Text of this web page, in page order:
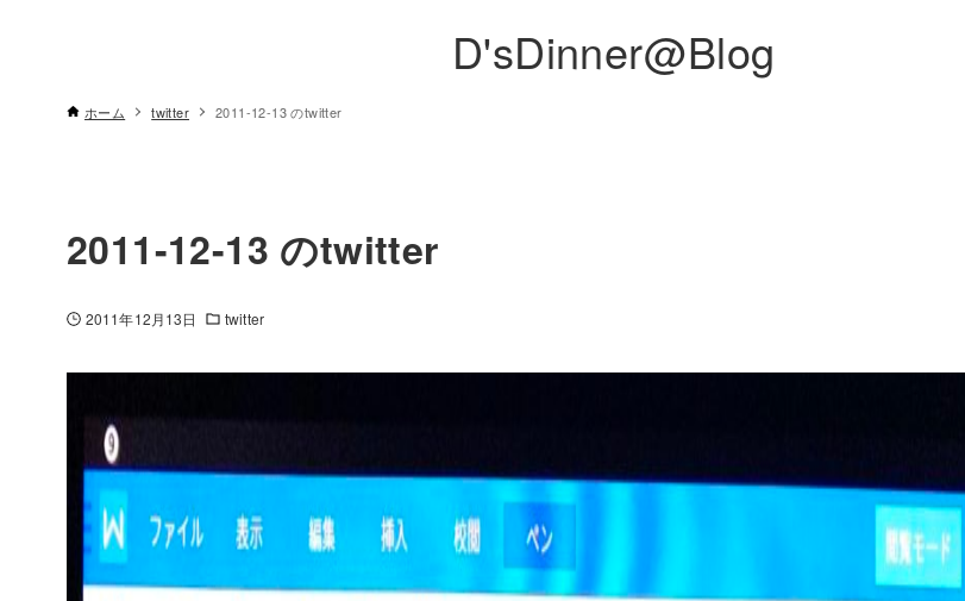
D'sDinner@Blog
ホーム twitter 2011-12-13 のtwitter
2011-12-13 のtwitter
2011年12月13日 twitter